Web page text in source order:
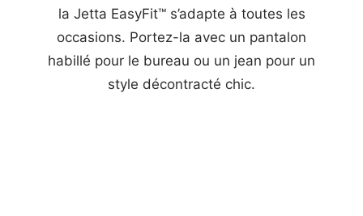
la Jetta EasyFit™ s’adapte à toutes les
occasions. Portez-la avec un pantalon
habillé pour le bureau ou un jean pour un
style décontracté chic.